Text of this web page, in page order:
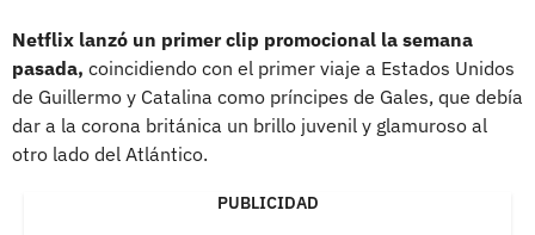
Netflix lanzó un primer clip promocional la semana
pasada, coincidiendo con el primer viaje a Estados Unidos
de Guillermo y Catalina como príncipes de Gales, que debía
dar a la corona británica un brillo juvenil y glamuroso al
otro lado del Atlántico.
PUBLICIDAD